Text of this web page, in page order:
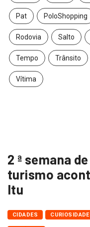
Pat PoloShopping
Rodovia Salto
Tempo Trânsito
Vítima
2 ª semana
turismo
Itu
CIDADES